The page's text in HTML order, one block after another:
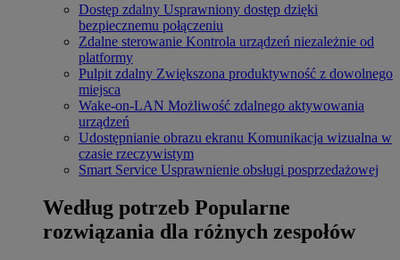
Dostęp zdalny Usprawniony dostęp dzięki
bezpiecznemu połączeniu
Zdalne sterowanie Kontrola urządzeń niezależnie od
platformy
Pulpit zdalny Zwiększona produktywność z dowolnego
miejsca
Wake-on-LAN Możliwość zdalnego aktywowania
urządzeń
Udostępnianie obrazu ekranu Komunikacja wizualna w
czasie rzeczywistym
Smart Service Usprawnienie obsługi posprzedażowej
Według potrzeb Popularne
rozwiązania dla różnych zespołów